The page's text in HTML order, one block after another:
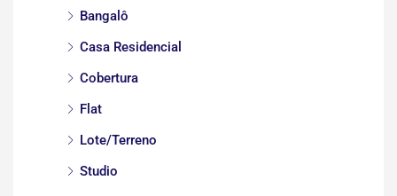
Bangalô
Casa Residencial
Cobertura
Flat
Lote/Terreno
Studio